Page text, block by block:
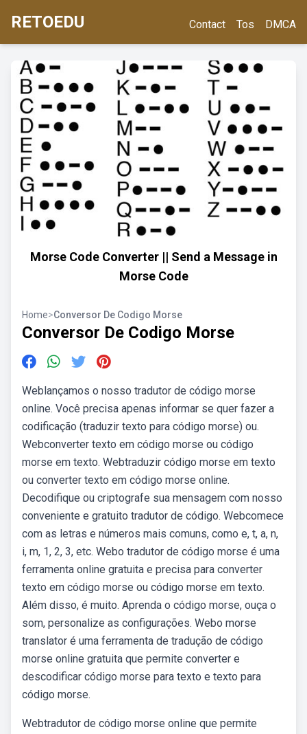
RETOEDU Contact Tos DMCA
Morse Code Converter || Send a Message in
Morse Code
Home>Conversor De Codigo Morse
Conversor De Codigo Morse
Weblançamos o nosso tradutor de código morse
online. Você precisa apenas informar se quer fazer a
codificação (traduzir texto para código morse) ou.
Webconverter texto em código morse ou código
morse em texto. Webtraduzir código morse em texto
ou converter texto em código morse online.
Decodifique ou criptografe sua mensagem com nosso
conveniente e gratuito tradutor de código. Webcomece
com as letras e números mais comuns, como e, t, a, n,
i, m, 1, 2, 3, etc. Webo tradutor de código morse é uma
ferramenta online gratuita e precisa para converter
texto em código morse ou código morse em texto.
Além disso, é muito. Aprenda o código morse, ouça o
som, personalize as configurações. Webo morse
translator é uma ferramenta de tradução de código
morse online gratuita que permite converter e
descodificar código morse para texto e texto para
código morse.
Webtradutor de código morse online que permite